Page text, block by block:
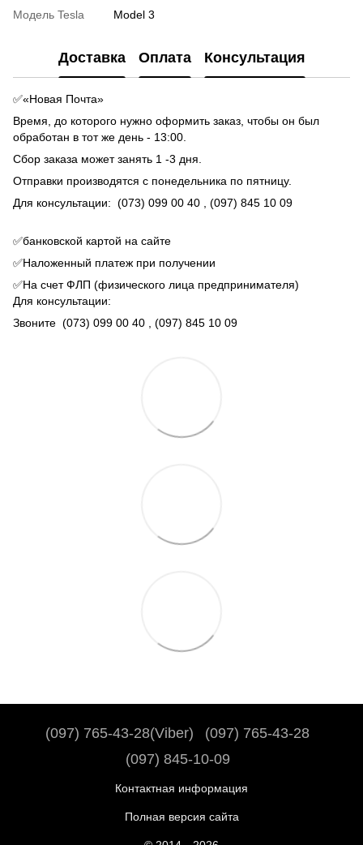
Модель Tesla
Model 3
Доставка Оплата Консультация
✅«Новая Почта»
Время, до которого нужно оформить заказ, чтобы он был
обработан в тот же день - 13:00.
Сбор заказа может занять 1 -3 дня.
Отправки производятся с понедельника по пятницу.
Для консультации: (073) 099 00 40 , (097) 845 10 09
✅банковской картой на сайте
✅Наложенный платеж при получении
✅На счет ФЛП (физического лица предпринимателя)
Для консультации:
Звоните (073) 099 00 40 , (097) 845 10 09
(097) 765-43-28(Viber)
(097) 765-43-28
(097) 845-10-09
Контактная информация
Полная версия сайта